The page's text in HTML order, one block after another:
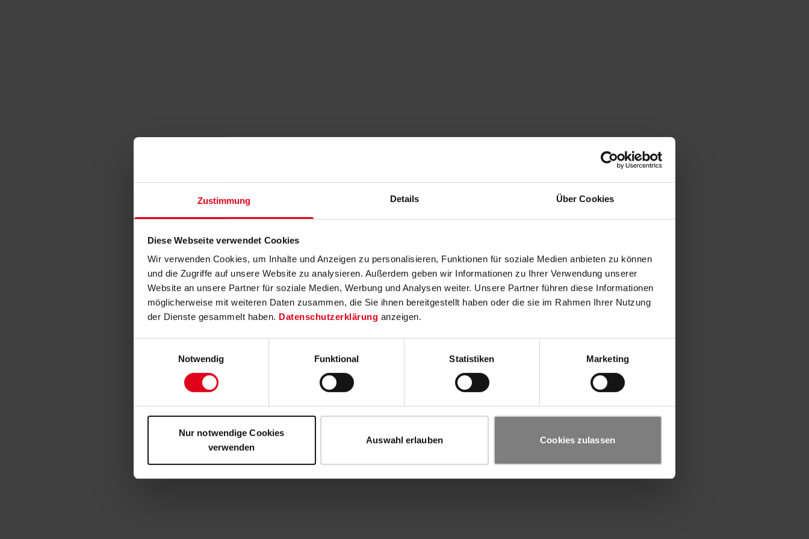
Zustimmung Details Über Cookies
Diese Webseite verwendet Cookies
Wir verwenden Cookies, um Inhalte und Anzeigen zu personalisieren, Funktionen für soziale Medien anbieten zu können
und die Zugriffe auf unsere Website zu analysieren. Außerdem geben wir Informationen zu Ihrer Verwendung unserer
Website an unsere Partner für soziale Medien, Werbung und Analysen weiter. Unsere Partner führen diese Informationen
möglicherweise mit weiteren Daten zusammen, die Sie ihnen bereitgestellt haben oder die sie im Rahmen Ihrer Nutzung
der Dienste gesammelt haben. Datenschutzerklärung anzeigen.
Notwendig
Funktional Statistiken Marketing
Nur notwendige Cookies
verwenden
Auswahl erlauben Cookies zulassen